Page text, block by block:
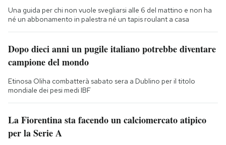
Una guida per chi non vuole svegliarsi alle 6 del mattino e non ha
né un abbonamento in palestra né un tapis roulant a casa
Dopo dieci anni un pugile italiano potrebbe diventare
campione del mondo
Etinosa Oliha combatterà sabato sera a Dublino per il titolo
mondiale dei pesi medi IBF
La Fiorentina sta facendo un calciomercato atipico
per la Serie A